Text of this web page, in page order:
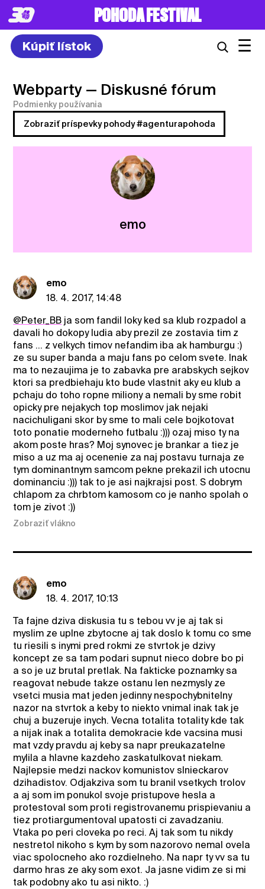
POHODA FESTIVAL
Kúpiť lístok ☰
Webparty — Diskusné fórum
Podmienky používania
Zobraziť príspevky pohody #agenturapohoda
emo
emo
18. 4. 2017, 14:48
@Peter_BB ja som fandil loky ked sa klub rozpadol a
davali ho dokopy ludia aby prezil ze zostavia tim z
fans ... z velkych timov nefandim iba ak hamburgu :)
ze su super banda a maju fans po celom svete. Inak
ma to nezaujima je to zabavka pre arabskych sejkov
ktori sa predbiehaju kto bude vlastnit aky eu klub a
pchaju do toho ropne miliony a nemali by sme robit
opicky pre nejakych top moslimov jak nejaki
nacichuligani skor by sme to mali cele bojkotovat
toto ponatie moderneho futbalu :))) ozaj miso ty na
akom poste hras? Moj synovec je brankar a tiez je
miso a uz ma aj ocenenie za naj postavu turnaja ze
tym dominantnym samcom pekne prekazil ich utocnu
dominanciu :))) tak to je asi najkrajsi post. S dobrym
chlapom za chrbtom kamosom co je nanho spolah o
tom je zivot :))
Zobraziť vlákno
emo
18. 4. 2017, 10:13
Ta fajne dziva diskusia tu s tebou vv je aj tak si
myslim ze uplne zbytocne aj tak doslo k tomu co sme
tu riesili s inymi pred rokmi ze stvrtok je dzivy
koncept ze sa tam podari supnut nieco dobre bo pi
a so je uz brutal pretlak. Na fakticke poznamky sa
reagovat nebude takze ostanu len nezmysly ze
vsetci musia mat jeden jedinny nespochybnitelny
nazor na stvrtok a keby to niekto vnimal inak tak je
chuj a buzeruje inych. Vecna totalita totality kde tak
a nijak inak a totalita demokracie kde vacsina musi
mat vzdy pravdu aj keby sa napr preukazatelne
mylila a hlavne kazdeho zaskatulkovat niekam.
Najlepsie medzi nackov komunistov slnieckarov
dzihadistov. Odjakziva som tu branil vsetkych trolov
a aj som im ponukol svoje pristupove hesla a
protestoval som proti registrovanemu prispievaniu a
tiez protiargumentoval upatosti ci zavadzaniu.
Vtaka po peri cloveka po reci. Aj tak som tu nikdy
nestretol nikoho s kym by som nazorovo nemal ovela
viac spolocneho ako rozdielneho. Na napr ty vv sa tu
darmo hras ze aky som exot. Ja jasne vidim ze si mi
tak podobny ako tu asi nikto. :)